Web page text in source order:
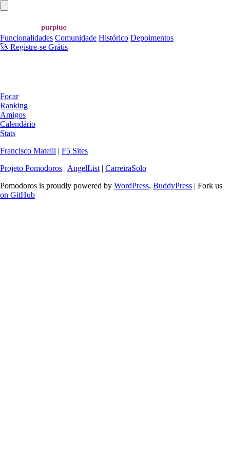
Funcionalidades Comunidade Histórico Depoimentos
🚀 Registre-se Grátis
Focar
Ranking
Amigos
Calendário
Stats
Francisco Matelli | F5 Sites
Projeto Pomodoros | AngelList | CarreiraSolo
Pomodoros is proudly powered by WordPress, BuddyPress | Fork us
on GitHub